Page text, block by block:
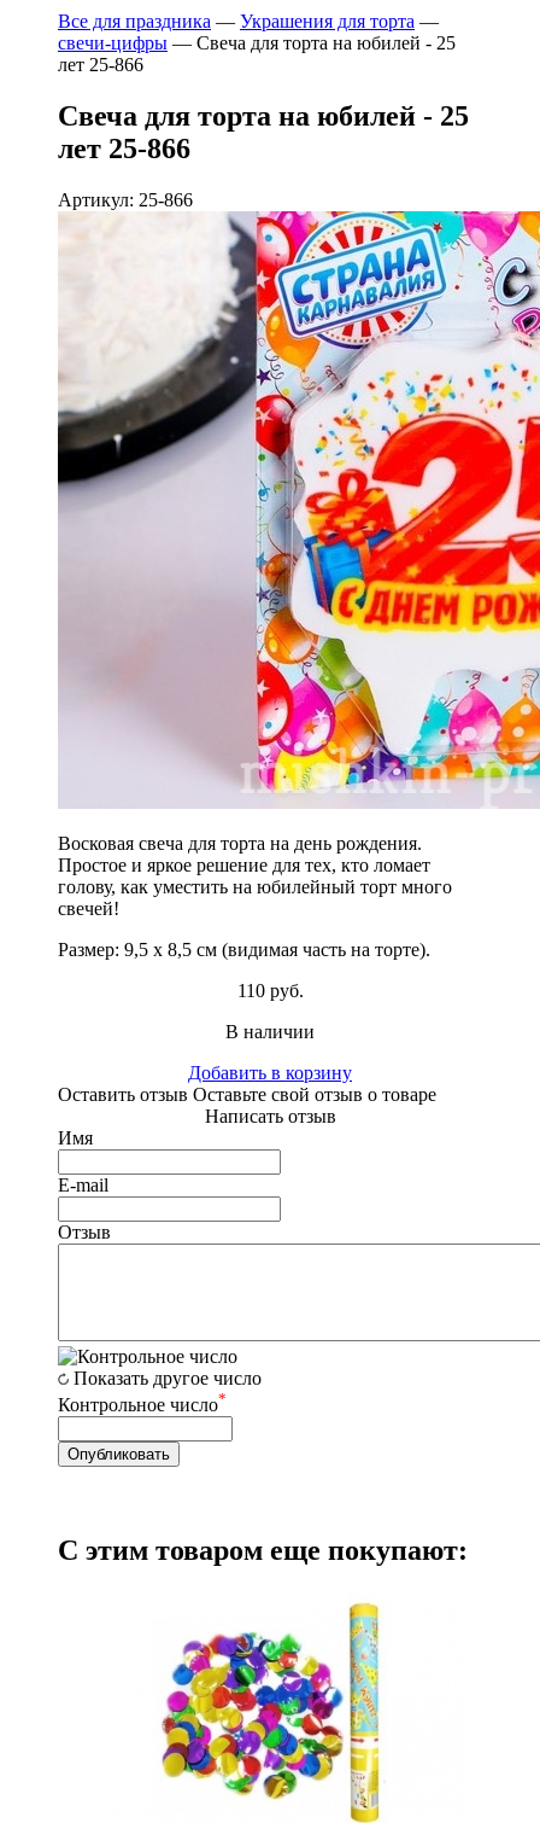
Все для праздника — Украшения для торта —
свечи-цифры — Свеча для торта на юбилей - 25
лет 25-866
Свеча для торта на юбилей - 25
лет 25-866
Артикул: 25-866
Восковая свеча для торта на день рождения.
Простое и яркое решение для тех, кто ломает
голову, как уместить на юбилейный торт много
свечей!
Размер: 9,5 х 8,5 см (видимая часть на торте).
110 руб.
В наличии
Добавить в корзину
Оставить отзыв Оставьте свой отзыв о товаре
Написать отзыв
Имя
E-mail
Отзыв
Показать другое число
Контрольное число*
С этим товаром еще покупают: